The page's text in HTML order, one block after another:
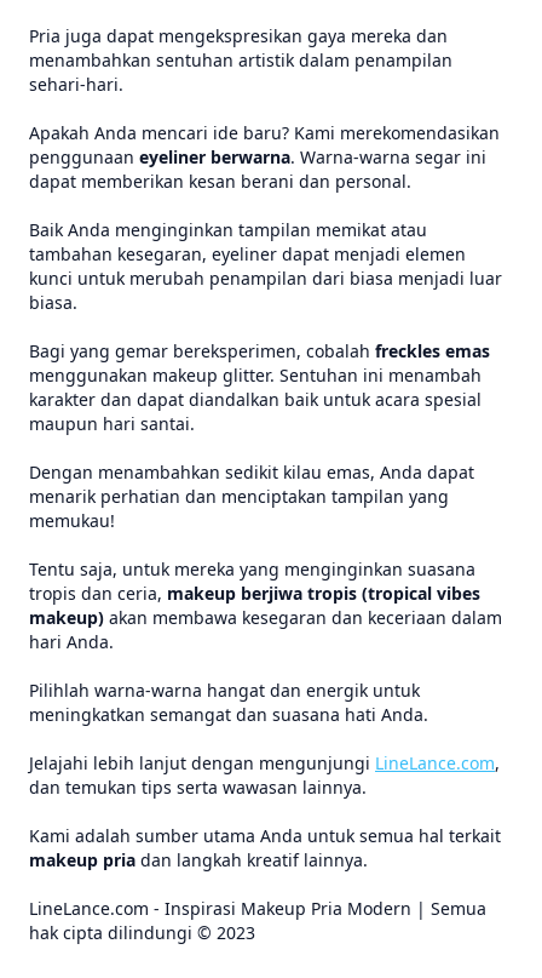
Pria juga dapat mengekspresikan gaya mereka dan
menambahkan sentuhan artistik dalam penampilan
sehari-hari.
Apakah Anda mencari ide baru? Kami merekomendasikan
penggunaan eyeliner berwarna. Warna-warna segar ini
dapat memberikan kesan berani dan personal.
Baik Anda menginginkan tampilan memikat atau
tambahan kesegaran, eyeliner dapat menjadi elemen
kunci untuk merubah penampilan dari biasa menjadi luar
biasa.
Bagi yang gemar bereksperimen, cobalah freckles emas
menggunakan makeup glitter. Sentuhan ini menambah
karakter dan dapat diandalkan baik untuk acara spesial
maupun hari santai.
Dengan menambahkan sedikit kilau emas, Anda dapat
menarik perhatian dan menciptakan tampilan yang
memukau!
Tentu saja, untuk mereka yang menginginkan suasana
tropis dan ceria, makeup berjiwa tropis (tropical vibes
makeup) akan membawa kesegaran dan keceriaan dalam
hari Anda.
Pilihlah warna-warna hangat dan energik untuk
meningkatkan semangat dan suasana hati Anda.
Jelajahi lebih lanjut dengan mengunjungi LineLance.com,
dan temukan tips serta wawasan lainnya.
Kami adalah sumber utama Anda untuk semua hal terkait
makeup pria dan langkah kreatif lainnya.
LineLance.com - Inspirasi Makeup Pria Modern | Semua
hak cipta dilindungi © 2023